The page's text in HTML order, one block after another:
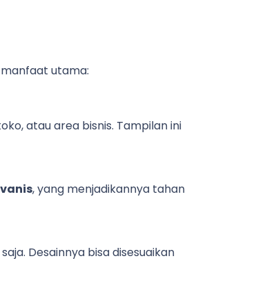
utama:
atau area bisnis. Tampilan ini
, yang menjadikannya tahan
Desainnya bisa disesuaikan